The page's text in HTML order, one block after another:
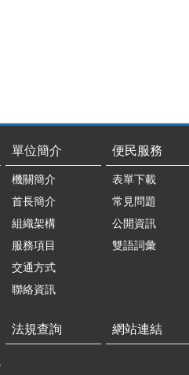
單位簡介
機關簡介
首長簡介
組織架構
服務項目
交通方式
聯絡資訊
便民服務
表單下載
常見問題
公開資訊
雙語詞彙
法規查詢 網站連結